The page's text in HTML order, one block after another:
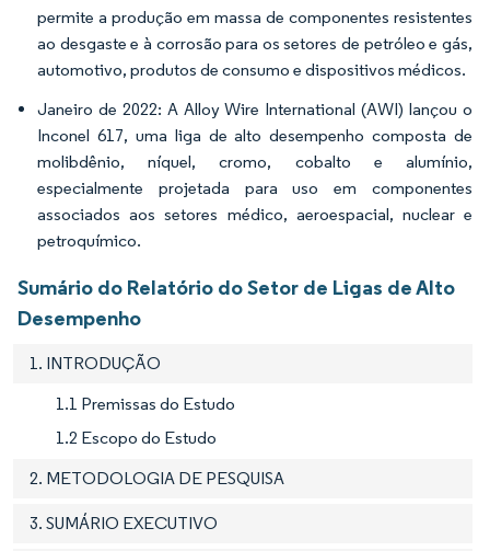
permite a produção em massa de componentes resistentes
ao desgaste e à corrosão para os setores de petróleo e gás,
automotivo, produtos de consumo e dispositivos médicos.
Janeiro de 2022: A Alloy Wire International (AWI) lançou o
Inconel 617, uma liga de alto desempenho composta de
molibdênio, níquel, cromo, cobalto e alumínio,
especialmente projetada para uso em componentes
associados aos setores médico, aeroespacial, nuclear e
petroquímico.
Sumário do Relatório do Setor de Ligas de Alto
Desempenho
1. INTRODUÇÃO
1.1 Premissas do Estudo
1.2 Escopo do Estudo
2. METODOLOGIA DE PESQUISA
3. SUMÁRIO EXECUTIVO